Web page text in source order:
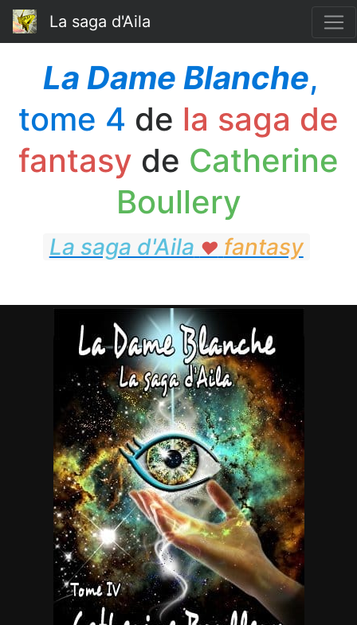
La saga d'Aila
La Dame Blanche,
tome 4 de la saga de
fantasy de Catherine
Boullery
La saga d'Aila ♥ fantasy